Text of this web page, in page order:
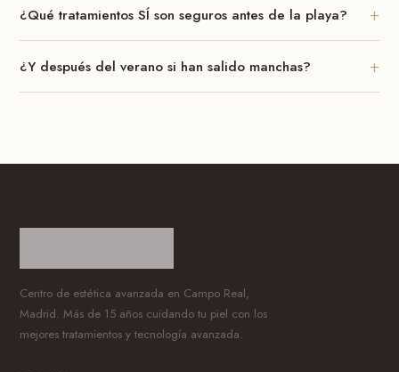
¿Qué tratamientos SÍ son seguros antes de la playa? +
¿Y después del verano si han salido manchas? +
Centro de estética avanzada en Campo Real,
Madrid. Más de 15 años cuidando tu piel con los
mejores tratamientos y tecnología avanzada.